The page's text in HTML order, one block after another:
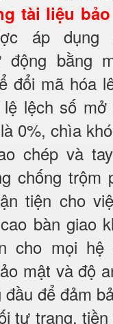
tài liệu bảo
áp dụng
động bằng
đổi mã hóa
lệch số mở
0%, chìa
chép và
chống trộm
tiện cho
bàn giao
cho mọi hệ
mật và độ
đầu để đảm
tư trang,